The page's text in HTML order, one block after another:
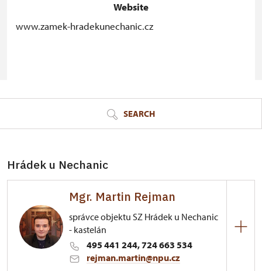
Website
www.zamek-hradekunechanic.cz
SEARCH
Hrádek u Nechanic
Mgr. Martin Rejman
správce objektu SZ Hrádek u Nechanic
- kastelán
495 441 244, 724 663 534
rejman.martin@npu.cz